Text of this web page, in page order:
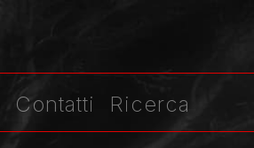
Contatti Ricerca